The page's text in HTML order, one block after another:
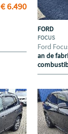
€ 6.490
FORD
FOCUS
Ford
an de